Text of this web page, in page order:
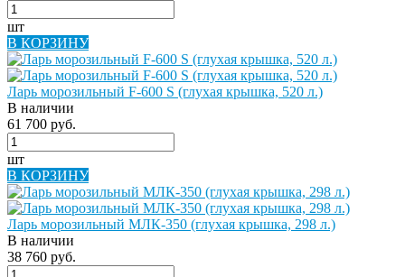
шт
В КОРЗИНУ
Ларь морозильный F-600 S (глухая крышка, 520 л.)
В наличии
61 700 руб.
шт
В КОРЗИНУ
Ларь морозильный МЛК-350 (глухая крышка, 298 л.)
В наличии
38 760 руб.